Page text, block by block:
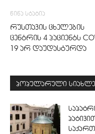
წინა სტატია
რუსთავის ცხელების
ცენტრის 4 პაციენტს
19 არ დაუდასტურდა
პოპულარული